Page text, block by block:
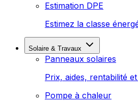
Estimation DPE
Estimez la classe
Solaire & Travaux
Panneaux solaires
Prix, aides, rentabilité
Pompe à chaleur